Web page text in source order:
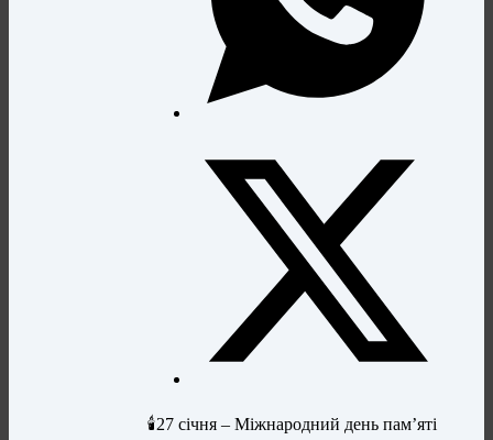
🕯️27 січня – Міжнародний день пам’яті